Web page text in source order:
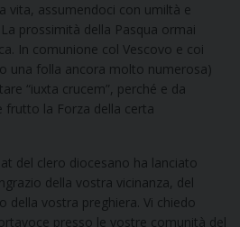
vita, assumendoci con umiltà e
prossimità della Pasqua ormai
In comunione col Vescovo e coi
una folla ancora molto numerosa)
“iuxta crucem”, perché e da
frutto la Forza della certa
del clero diocesano ha lanciato
della vostra vicinanza, del
vostra preghiera. Vi chiedo
presso le vostre comunità del